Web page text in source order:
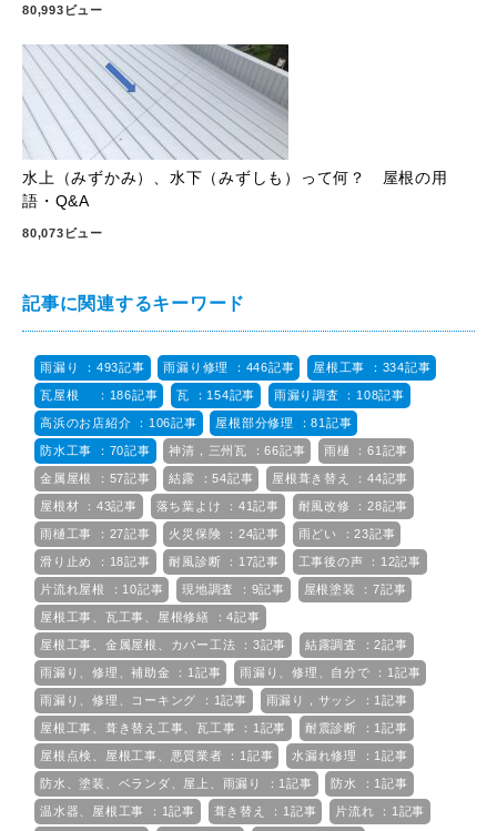
80,993ビュー
水上（みずかみ）、水下（みずしも）って何？ 屋根の用
語・Q&A
80,073ビュー
記事に関連するキーワード
雨漏り ：493記事 雨漏り修理 ：446記事 屋根工事 ：334記事
瓦屋根 ：186記事 瓦 ：154記事 雨漏り調査 ：108記事
高浜のお店紹介 ：106記事 屋根部分修理 ：81記事
防水工事 ：70記事 神清，三州瓦 ：66記事 雨樋 ：61記事
金属屋根 ：57記事 結露 ：54記事 屋根葺き替え ：44記事
屋根材 ：43記事 落ち葉よけ ：41記事 耐風改修 ：28記事
雨樋工事 ：27記事 火災保険 ：24記事 雨どい ：23記事
滑り止め ：18記事 耐風診断 ：17記事 工事後の声 ：12記事
片流れ屋根 ：10記事 現地調査 ：9記事 屋根塗装 ：7記事
屋根工事、瓦工事、屋根修繕 ：4記事
屋根工事、金属屋根、カバー工法 ：3記事 結露調査 ：2記事
雨漏り、修理、補助金 ：1記事 雨漏り、修理、自分で ：1記事
雨漏り、修理、コーキング ：1記事 雨漏り，サッシ ：1記事
屋根工事、葺き替え工事、瓦工事 ：1記事 耐震診断 ：1記事
屋根点検、屋根工事、悪質業者 ：1記事 水漏れ修理 ：1記事
防水、塗装、ベランダ、屋上、雨漏り ：1記事 防水 ：1記事
温水器、屋根工事 ：1記事 葺き替え ：1記事 片流れ ：1記事